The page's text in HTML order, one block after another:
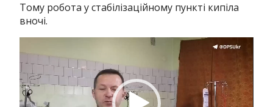
Тому робота у стабілізаційному пункті кипіла
вночі.